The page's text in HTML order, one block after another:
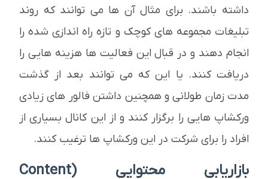
داشته باشند. برای مثال آن ها می توانند که روند
تبلیغات مجموعه های کوچک و تازه راه اندازی شده را
انجام دهند و در قبال این فعالیت ها هزینه هایی را
دریافت کنند. یا این که می توانند بعد از گذشت
مدت زمان طولانی و همچنین داشتن فالور های زیادی
ورکشاپ هایی را برگزار کنند و از این کانال بسیاری از
افراد را برای شرکت در این ورکشاپ ها ترغیب کنند.
بازاریابی محتوایی (Content